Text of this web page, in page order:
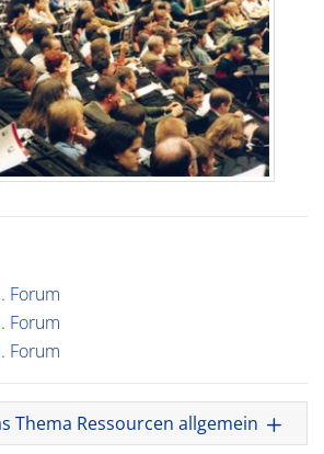
Forum
Forum
Forum
Thema Ressourcen allgemein